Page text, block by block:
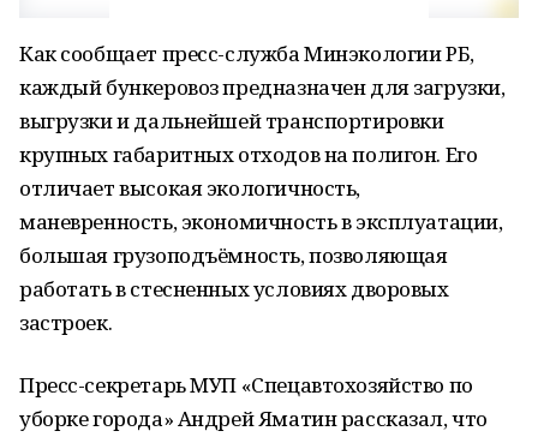
Как сообщает пресс-служба Минэкологии РБ,
каждый бункеровоз предназначен для загрузки,
выгрузки и дальнейшей транспортировки
крупных габаритных отходов на полигон. Его
отличает высокая экологичность,
маневренность, экономичность в эксплуатации,
большая грузоподъёмность, позволяющая
работать в стесненных условиях дворовых
застроек.
Пресс-секретарь МУП «Спецавтохозяйство по
уборке города» Андрей Яматин рассказал, что